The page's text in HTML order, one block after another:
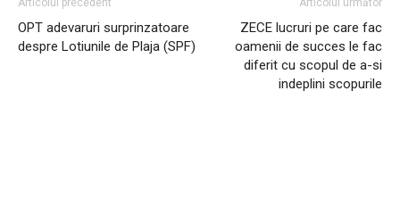
Articolul precedent
OPT adevaruri surprinzatoare
despre Lotiunile de Plaja (SPF)
Articolul următor
ZECE lucruri pe care fac
oamenii de succes le fac
diferit cu scopul de a-si
indeplini scopurile